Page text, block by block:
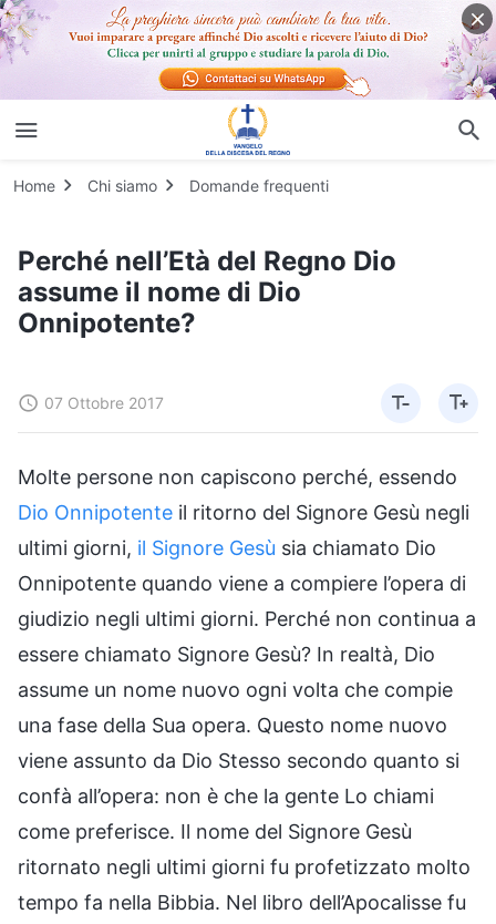
Home Chi siamo Domande frequenti
Perché nell’Età del Regno Dio
assume il nome di Dio
Onnipotente?
07 Ottobre 2017
Molte persone non capiscono perché, essendo
Dio Onnipotente il ritorno del Signore Gesù negli
ultimi giorni, il Signore Gesù sia chiamato Dio
Onnipotente quando viene a compiere l’opera di
giudizio negli ultimi giorni. Perché non continua a
essere chiamato Signore Gesù? In realtà, Dio
assume un nome nuovo ogni volta che compie
una fase della Sua opera. Questo nome nuovo
viene assunto da Dio Stesso secondo quanto si
confà all’opera: non è che la gente Lo chiami
come preferisce. Il nome del Signore Gesù
ritornato negli ultimi giorni fu profetizzato molto
tempo fa nella Bibbia. Nel libro dell’Apocalisse fu